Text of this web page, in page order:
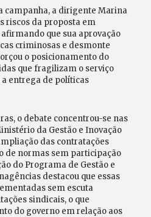
campanha, a dirigente Marina
riscos da proposta em
que sua aprovação
criminosas e desmonte
o posicionamento do
que fragilizam o serviço
entrega de políticas
o debate concentrou-se nas
da Gestão e Inovação
das contratações
de normas sem participação
do Programa de Gestão e
destacou que essas
sem escuta
sindicais, o que
do governo em relação aos